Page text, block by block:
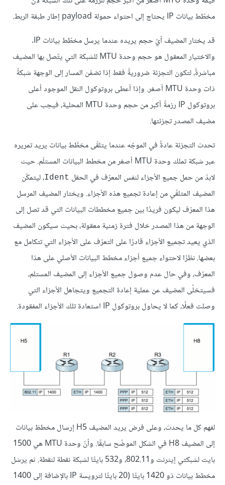
مخطّط بيانات IP يحتاج إلى احتواء حمولة payload إطار طبقة الربط.
قد يختار المضيف أيّ حجم يريده عندما يرسل مخطّط بيانات IP.
والاختيار المعقول هو حجم وحدة MTU للشبكة التي يتّصل بها المضيف
مباشرةً، لتكون التجزئة ضروريةً فقط إذا تضمّن المسار إلى الوجهة شبكةً
ذات وحدة MTU أصغر. وإذا أعطى بروتوكول النقل الموجود أعلى
بروتوكول IP رزمةً أكبر من حجم وحدة MTU المحلية، فيجب على
مضيف المصدر تجزئتها.
تحدث التجزئة عادةً في الموجّه عندما يتلقّى مخطَّط بيانات يريد تمريره
عبر شبكة تملك وحدة MTU أصغر من مخطط البيانات المستلَم. حيث
لابدّ من حمل جميع الأجزاء لنفس المعرّف في الحقل Ident، ليتمكّن
المضيف المتلقّي من إعادة تجميع هذه الأجزاء. ويختار المضيف المرسل
هذا المعرّف ليكون فريدًا بين جميع مخططات البيانات التي قد تصل إلى
الوجهة من هذا المصدر خلال فترة زمنية معقولة، بحيث سيكون المضيف
الذي يعيد تجميع الأجزاء قادرًا على التعرّف على الأجزاء التي تتكامل مع
بعضها. نظرًا لاحتواء جميع أجزاء مخطط البيانات الأصلي على هذا
المعرّف، وفي حال عدم وصول جميع الأجزاء إلى المضيف المستلم،
فسيتخلّى المضيف عن عملية إعادة التجميع ويتجاهل الأجزاء التي
وصلت فعلًا، كما لا يحاول بروتوكول IP استعادة تلك الأجزاء المفقودة.
لفهم كل ما يحدث، وعلى فرض يريد المضيف H5 إرسال مخططَ بيانات
إلى المضيف H8 في الشكل الموضّح سابقًا. وأنّ وحدة MTU هي 1500
بايت لشبكتي إيثرنت و802.11، و532 بايتًا لشبكة نقطة لنقطة. ثم يرسَل
مخطط بيانات ذو 1420 بايتًا (20 بايتًا لترويسة IP بالإضافة إلى 1400